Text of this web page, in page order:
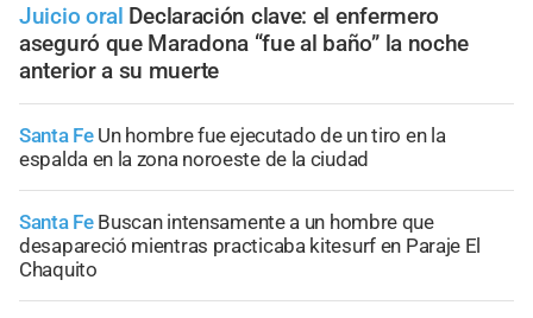
Juicio oral Declaración clave: el enfermero
aseguró que Maradona “fue al baño” la noche
anterior a su muerte
Santa Fe Un hombre fue ejecutado de un tiro en la
espalda en la zona noroeste de la ciudad
Santa Fe Buscan intensamente a un hombre que
desapareció mientras practicaba kitesurf en Paraje El
Chaquito